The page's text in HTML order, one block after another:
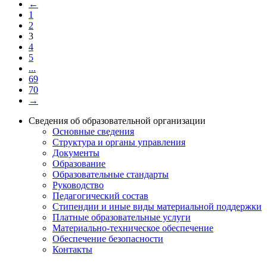
←
1
2
3
4
5
...
69
70
→
Сведения об образовательной организации
Основные сведения
Структура и органы управления
Документы
Образование
Образовательные стандарты
Руководство
Педагогический состав
Стипендии и иные виды материальной поддержки
Платные образовательные услуги
Материально-техническое обеспечение
Обеспечение безопасности
Контакты